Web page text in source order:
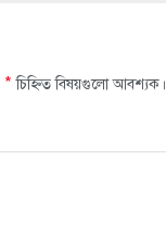
* চিহ্নিত বিষয়গুলো আবশ্যক।